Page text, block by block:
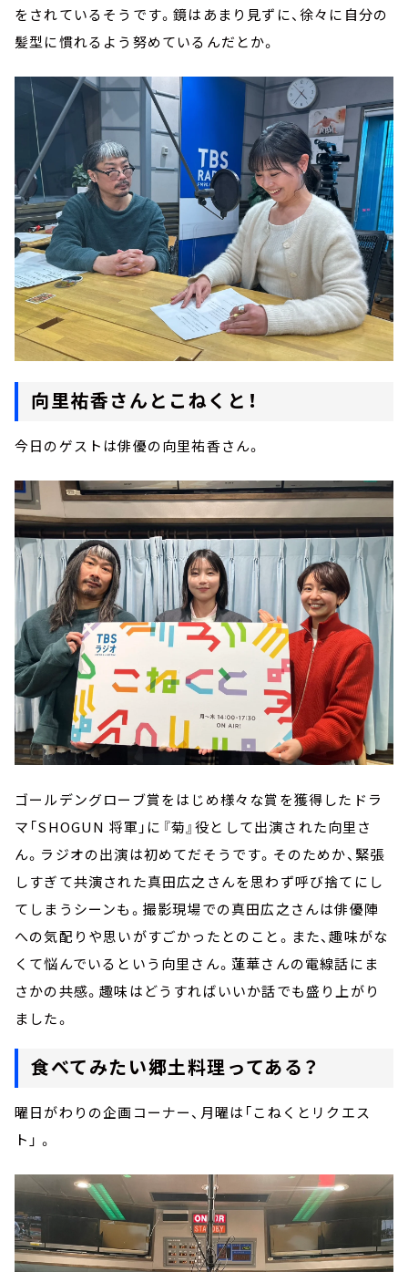
をされているそうです。鏡はあまり見ずに、徐々に自分の
髪型に慣れるよう努めているんだとか。
向里祐香さんとこねくと！
今日のゲストは俳優の向里祐香さん。
ゴールデングローブ賞をはじめ様々な賞を獲得したドラ
マ「SHOGUN 将軍」に『菊』役として出演された向里さ
ん。ラジオの出演は初めてだそうです。そのためか、緊張
しすぎて共演された真田広之さんを思わず呼び捨てにし
てしまうシーンも。撮影現場での真田広之さんは俳優陣
への気配りや思いがすごかったとのこと。また、趣味がな
くて悩んでいるという向里さん。蓮華さんの電線話にま
さかの共感。趣味はどうすればいいか話でも盛り上がり
ました。
食べてみたい郷土料理ってある？
曜日がわりの企画コーナー、月曜は「こねくとリクエス
ト」 。